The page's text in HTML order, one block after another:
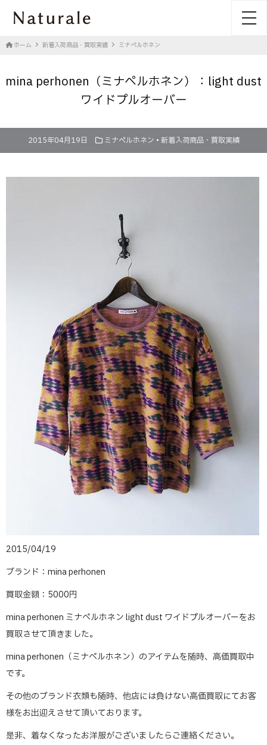
ホーム 新着入荷商品・買取実績 ミナペルホネン
mina perhonen（ミナペルホネン）：light dust
ワイドプルオーバー
2015年04月19日 ミナペルホネン • 新着入荷商品・買取実績
2015/04/19
ブランド：mina perhonen
買取金額：5000円
mina perhonen ミナペルホネン light dust ワイドプルオーバーをお
買取させて頂きました。
mina perhonen（ミナペルホネン）のアイテムを随時、高価買取中
です。
その他のブランド衣類も随時、他店には負けない高価買取にてお客
様をお出迎えさせて頂いております。
是非、着なくなったお洋服がございましたらご連絡ください。